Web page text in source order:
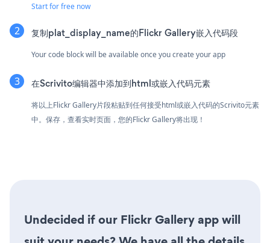
Start for free now
复制plat_display_name的Flickr Gallery嵌入代码段
Your code block will be available once you create your app
在Scrivito编辑器中添加到html或嵌入代码元素
将以上Flickr Gallery片段粘贴到任何接受html或嵌入代码的Scrivito元素
中。保存，查看实时页面，您的Flickr Gallery将出现！
Undecided if our Flickr Gallery app will